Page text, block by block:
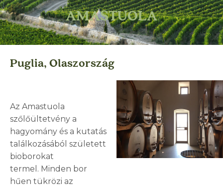
AMASTUOLA
Puglia, Olaszország
Az Amastuola
szőlőültetvény a
hagyomány és a kutatás
találkozásából született
bioborokat
termel. Minden bor
hűen tükrözi az